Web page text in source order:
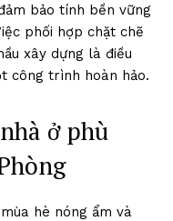
bảo tính bền vững
phối hợp chặt chẽ
xây dựng là điều
công trình hoàn hảo.
ở phù
hè nóng ẩm và